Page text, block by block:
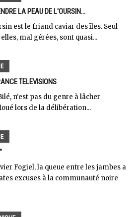
LA PEAU DE L'OURSIN...
est le friand caviar des îles. Seul
mal gérées, sont quasi...
TELEVISIONS
n'est pas du genre à lâcher
lors de la délibération...
Fogiel, la queue entre les jambes a
excuses à la communauté noire